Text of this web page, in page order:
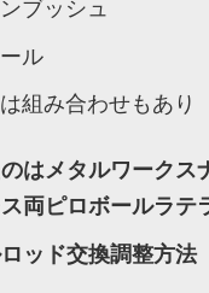
ブッシュ
ル
組み合わせもあり
はメタルワークス
両ピロボールラテ
ッド交換調整方法